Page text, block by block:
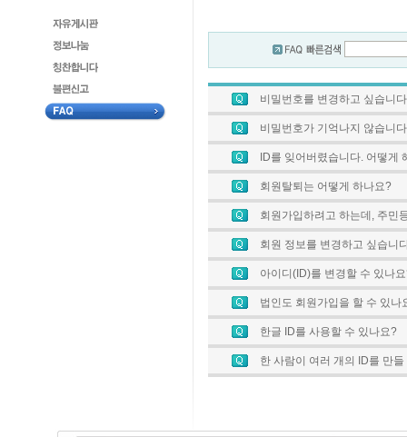
비밀번호를 변경하고 싶습니
비밀번호가 기억나지 않습니
ID를 잊어버렸습니다. 어떻게
회원탈퇴는 어떻게 하나요?
회원가입하려고 하는데, 주민
회원 정보를 변경하고 싶습니
아이디(ID)를 변경할 수 있나
법인도 회원가입을 할 수 있나
한글 ID를 사용할 수 있나요?
한 사람이 여러 개의 ID를 만